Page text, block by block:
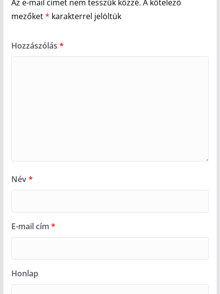
Az e-mail címet nem tesszük közzé. A kötelező
mezőket* karakterrel jelöltük
Hozzászólás *
Név*
E-mail cím *
Honlap